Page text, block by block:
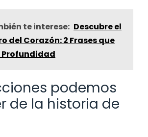
te interese: Descubre el
del Corazón: 2 Frases que
Profundidad
podemos
de la historia de